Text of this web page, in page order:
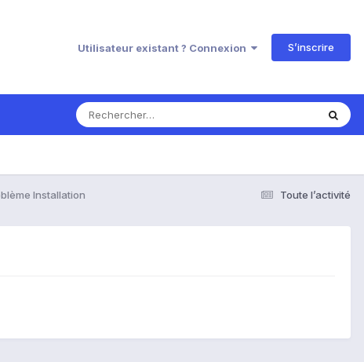
Utilisateur existant ? Connexion S’inscrire
Toute l’activité
Installation